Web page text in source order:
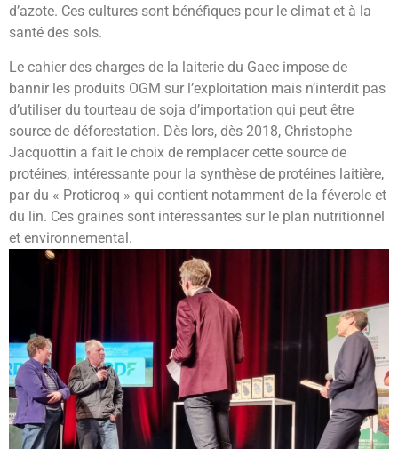
d’azote. Ces cultures sont bénéfiques pour le climat et à la
santé des sols.
Le cahier des charges de la laiterie du Gaec impose de
bannir les produits OGM sur l’exploitation mais n’interdit pas
d’utiliser du tourteau de soja d’importation qui peut être
source de déforestation. Dès lors, dès 2018, Christophe
Jacquottin a fait le choix de remplacer cette source de
protéines, intéressante pour la synthèse de protéines laitière,
par du « Proticroq » qui contient notamment de la féverole et
du lin. Ces graines sont intéressantes sur le plan nutritionnel
et environnemental.